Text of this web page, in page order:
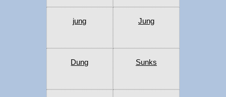
jung Jung
Dung Sunks